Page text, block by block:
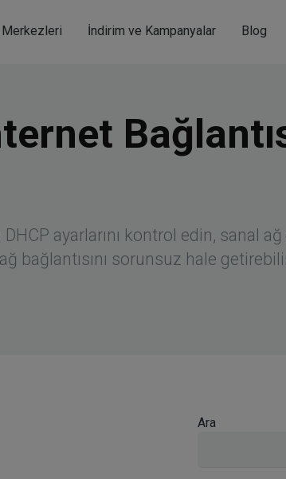
İndirim ve Kampanyalar Blog
ayarlarını kontrol edin, sanal
bağlantısını sorunsuz hale
Ara